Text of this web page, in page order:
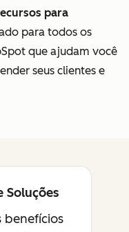
para
para todos os
que ajudam você
seus clientes e
Soluções
benefícios